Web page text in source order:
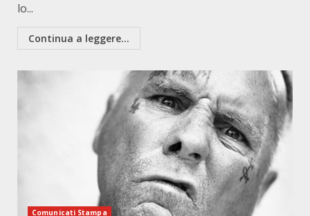
lo...
Continua a leggere...
Comunicati Stampa